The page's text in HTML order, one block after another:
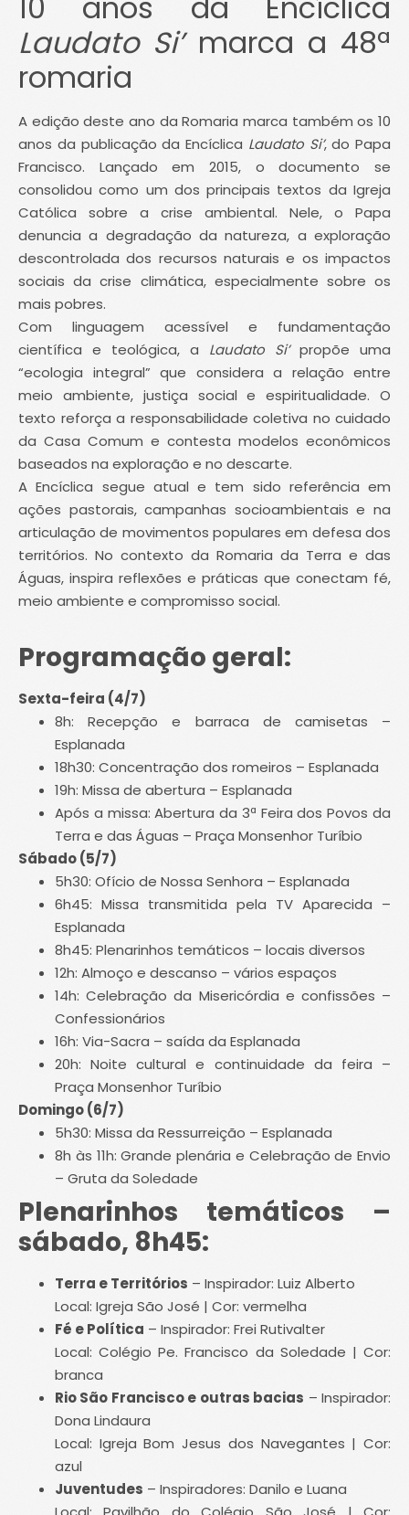
Laudato Si’marca a 48ª
romaria
A edição deste ano da Romaria marca também os 10
anos da publicação da Encíclica Laudato Si’, do Papa
Francisco. Lançado em 2015, o documento se
consolidou como um dos principais textos da Igreja
Católica sobre a crise ambiental. Nele, o Papa
denuncia a degradação da natureza, a exploração
descontrolada dos recursos naturais e os impactos
sociais da crise climática, especialmente sobre os
mais pobres.
Com linguagem acessível e fundamentação
científica e teológica, a Laudato Si’propõe uma
“ecologia integral” que considera a relação entre
meio ambiente, justiça social e espiritualidade. O
texto reforça a responsabilidade coletiva no cuidado
da Casa Comum e contesta modelos econômicos
baseados na exploração e no descarte.
A Encíclica segue atual e tem sido referência em
ações pastorais, campanhas socioambientais e na
articulação de movimentos populares em defesa dos
territórios. No contexto da Romaria da Terra e das
Águas, inspira reflexões e práticas que conectam fé,
meio ambiente e compromisso social.
Programação geral:
Sexta-feira (4/7)
8h: Recepção e barraca de camisetas –
Esplanada
18h30: Concentração dos romeiros – Esplanada
19h: Missa de abertura – Esplanada
Após a missa: Abertura da 3ª Feira dos Povos da
Terra e das Águas – Praça Monsenhor Turíbio
Sábado (5/7)
5h30: Ofício de Nossa Senhora – Esplanada
6h45: Missa transmitida pela TV Aparecida –
Esplanada
8h45: Plenarinhos temáticos – locais diversos
12h: Almoço e descanso – vários espaços
14h: Celebração da Misericórdia e confissões –
Confessionários
16h: Via-Sacra – saída da Esplanada
20h: Noite cultural e continuidade da feira –
Praça Monsenhor Turíbio
Domingo (6/7)
5h30: Missa da Ressurreição – Esplanada
8h às 11h: Grande plenária e Celebração de Envio
– Gruta da Soledade
Plenarinhos temáticos –
sábado, 8h45:
Terra e Territórios – Inspirador: Luiz Alberto
Local: Igreja São José | Cor: vermelha
Fé e Política – Inspirador: Frei Rutivalter
Local: Colégio Pe. Francisco da Soledade | Cor:
branca
Rio São Francisco e outras bacias – Inspirador:
Dona Lindaura
Local: Igreja Bom Jesus dos Navegantes | Cor:
azul
Juventudes – Inspiradores: Danilo e Luana